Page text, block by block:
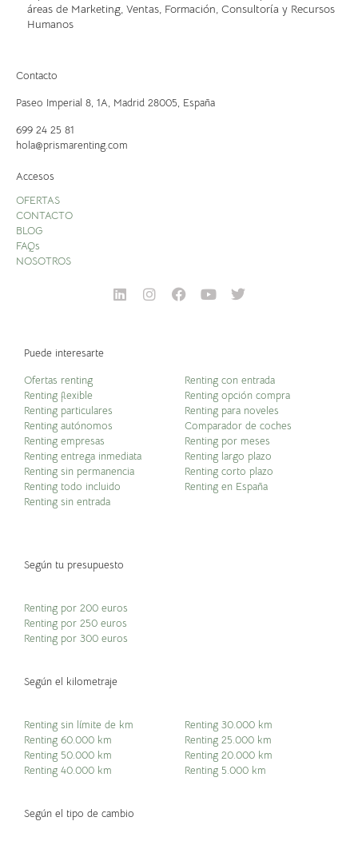
áreas de Marketing, Ventas, Formación, Consultoría y Recursos
Humanos
Contacto
Paseo Imperial 8, 1A, Madrid 28005, España
699 24 25 81
hola@prismarenting.com
Accesos
OFERTAS
CONTACTO
BLOG
FAQs
NOSOTROS
Puede interesarte
Ofertas renting
Renting flexible
Renting particulares
Renting autónomos
Renting empresas
Renting entrega inmediata
Renting sin permanencia
Renting todo incluido
Renting sin entrada
Renting con entrada
Renting opción compra
Renting para noveles
Comparador de coches
Renting por meses
Renting largo plazo
Renting corto plazo
Renting en España
Según tu presupuesto
Renting por 200 euros
Renting por 250 euros
Renting por 300 euros
Según el kilometraje
Renting sin límite de km
Renting 60.000 km
Renting 50.000 km
Renting 40.000 km
Renting 30.000 km
Renting 25.000 km
Renting 20.000 km
Renting 5.000 km
Según el tipo de cambio